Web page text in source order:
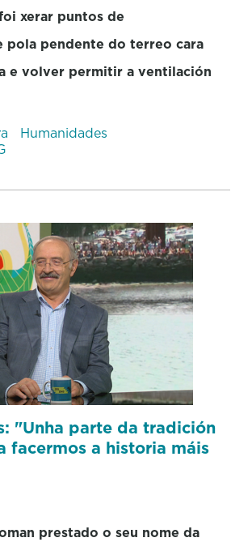
xerar puntos de
pola pendente do terreo cara
e volver permitir a ventilación
Humanidades
"Unha parte da tradición
facermos a historia máis
prestado o seu nome da